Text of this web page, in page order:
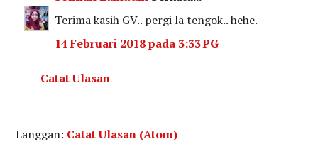
Terima kasih GV.. pergi la tengok.. hehe.
14 Februari 2018 pada 3:33 PG
Catat Ulasan
Langgan: Catat Ulasan (Atom)